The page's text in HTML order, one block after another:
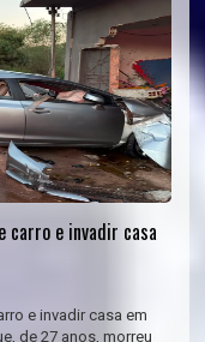
carro e invadir casa
e invadir casa em
de 27 anos, morreu